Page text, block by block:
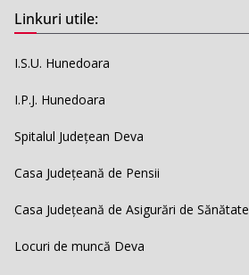
Linkuri utile:
I.S.U. Hunedoara
I.P.J. Hunedoara
Spitalul Județean Deva
Casa Județeană de Pensii
Casa Județeană de Asigurări de Sănătate
Locuri de muncă Deva